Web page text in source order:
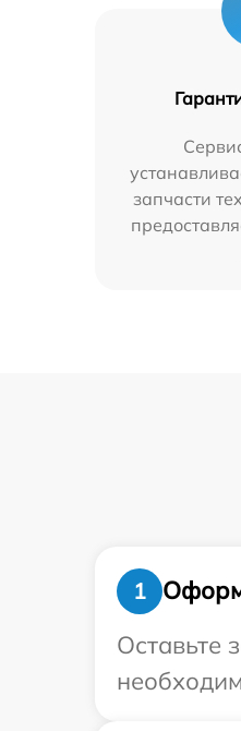
запчасти
1
Оставьте